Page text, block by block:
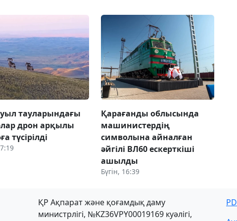
тауларындағы
дрон арқылы
түсірілді
Қарағанды облысында
машинистердің
символына айналған
әйгілі ВЛ60 ескерткіші
ашылды
Бүгін, 16:39
ҚР Ақпарат және қоғамдық даму
министрлігі, №KZ36VPY00019169 куәлігі,